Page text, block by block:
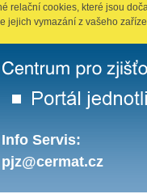
relační cookies, které jsou
jejich vymazání z vašeho
Info Servis:
pjz@cermat.cz